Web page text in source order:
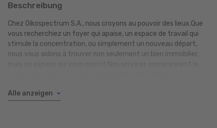
Beschreibung
Chez Oikospectrum S.A., nous croyons au pouvoir des lieux.Que
vous recherchiez un foyer qui apaise, un espace de travail qui
stimule la concentration, ou simplement un nouveau départ,
nous vous aidons à trouver non seulement un bien immobilier,
obtenir un accompagnement pour choisir le bon investissement,
Alle anzeigen